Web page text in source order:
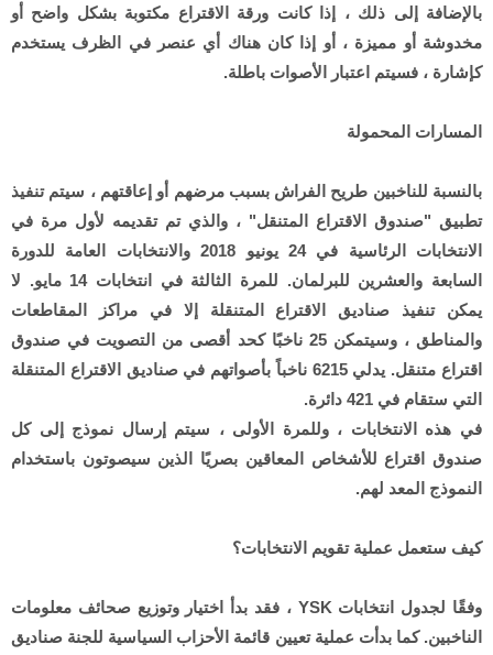
بالإضافة إلى ذلك ، إذا كانت ورقة الاقتراع مكتوبة بشكل واضح أو
مخدوشة أو مميزة ، أو إذا كان هناك أي عنصر في الظرف يستخدم
كإشارة ، فسيتم اعتبار الأصوات باطلة.
المسارات المحمولة
بالنسبة للناخبين طريح الفراش بسبب مرضهم أو إعاقتهم ، سيتم تنفيذ
تطبيق "صندوق الاقتراع المتنقل" ، والذي تم تقديمه لأول مرة في
الانتخابات الرئاسية في 24 يونيو 2018 والانتخابات العامة للدورة
السابعة والعشرين للبرلمان. للمرة الثالثة في انتخابات 14 مايو. لا
يمكن تنفيذ صناديق الاقتراع المتنقلة إلا في مراكز المقاطعات
والمناطق ، وسيتمكن 25 ناخبًا كحد أقصى من التصويت في صندوق
اقتراع متنقل. يدلي 6215 ناخباً بأصواتهم في صناديق الاقتراع المتنقلة
التي ستقام في 421 دائرة.
في هذه الانتخابات ، وللمرة الأولى ، سيتم إرسال نموذج إلى كل
صندوق اقتراع للأشخاص المعاقين بصريًا الذين سيصوتون باستخدام
النموذج المعد لهم.
كيف ستعمل عملية تقويم الانتخابات؟
وفقًا لجدول انتخابات YSK ، فقد بدأ اختيار وتوزيع صحائف معلومات
الناخبين. كما بدأت عملية تعيين قائمة الأحزاب السياسية للجنة صناديق